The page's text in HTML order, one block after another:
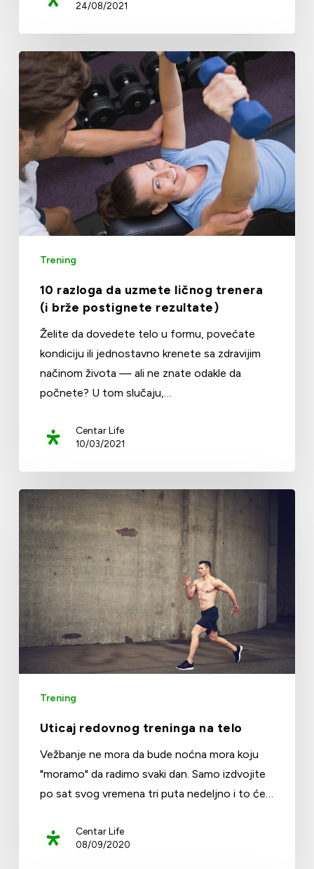
24/08/2021
Trening
10 razloga da uzmete ličnog trenera
(i brže postignete rezultate)
Želite da dovedete telo u formu, povećate
kondiciju ili jednostavno krenete sa zdravijim
načinom života — ali ne znate odakle da
počnete? U tom slučaju,…
Centar Life
10/03/2021
Trening
Uticaj redovnog treninga na telo
Vežbanje ne mora da bude noćna mora koju
"moramo" da radimo svaki dan. Samo izdvojite
po sat svog vremena tri puta nedeljno i to će…
Centar Life
08/09/2020